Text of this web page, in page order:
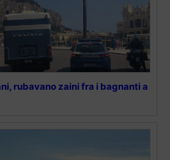
rubavano zaini fra i bagnanti a